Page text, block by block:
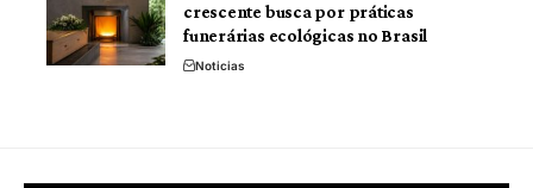
crescente busca por práticas
funerárias ecológicas no Brasil
Noticias